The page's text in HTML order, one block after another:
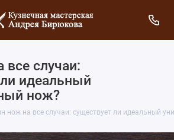
случаи:
идеальный
нож?
нож на все случаи: существует ли идеальный